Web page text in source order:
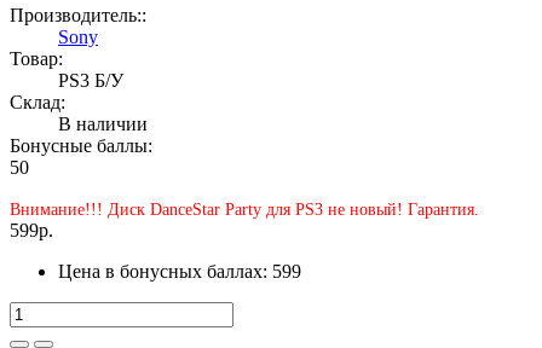
Производитель::
Sony
Товар:
PS3 Б/У
Склад:
В наличии
Бонусные баллы:
50
Внимание!!! Диск DanceStar Party для PS3 не новый! Гарантия.
599р.
Цена в бонусных баллах: 599